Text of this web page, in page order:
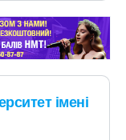
імені